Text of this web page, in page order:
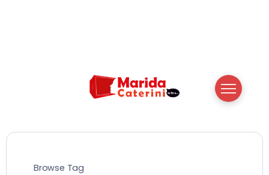
Browse Tag